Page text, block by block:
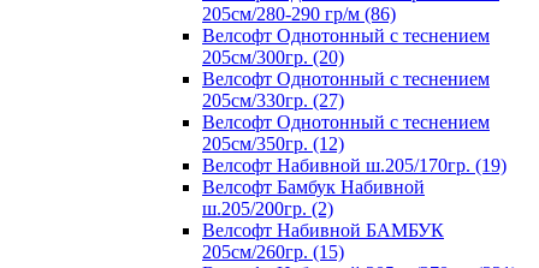
205см/280-290 гр/м (86)
Велсофт Однотонный с теснением
205см/300гр. (20)
Велсофт Однотонный с теснением
205см/330гр. (27)
Велсофт Однотонный с теснением
205см/350гр. (12)
Велсофт Набивной ш.205/170гр. (19)
Велсофт Бамбук Набивной
ш.205/200гр. (2)
Велсофт Набивной БАМБУК
205см/260гр. (15)